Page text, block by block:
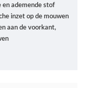
en ademende stof
inzet op de mouwen
aan de voorkant,